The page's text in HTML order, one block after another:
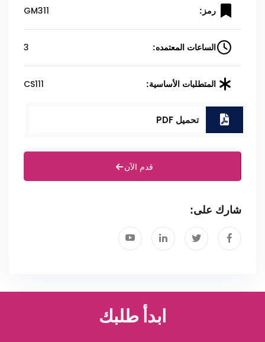
رمز: GM311
الساعات المعتمده: 3
المتطلبات الأساسية: CS111
تحميل PDF
قدم الآن
شارك على:
ابدأ طلبك